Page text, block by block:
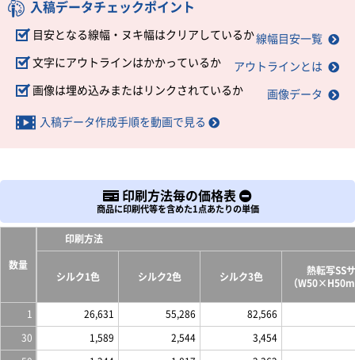
入稿データチェックポイント
目安となる線幅・ヌキ幅はクリアしているか線幅目安一覧
文字にアウトラインはかかっているか アウトラインとは
画像は埋め込みまたはリンクされているか 画像データ
入稿データ作成手順を動画で見る
印刷方法毎の価格表
商品に印刷代等を含めた1点あたりの単価
数量
印刷方法
シルク1色 シルク2色 シルク3色
熱転写SS
（
1 26,631 55,286 82,566
30 1,589 2,544 3,454